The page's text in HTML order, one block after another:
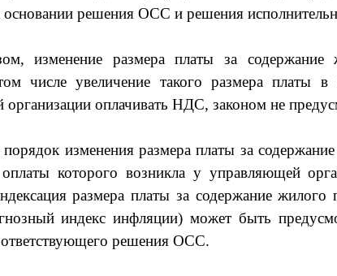
основании решения ОСС и решения
изменение размера платы за
числе увеличение такого размера платы в
оплачивать НДС, законом не
порядок изменения размера платы за
оплаты которого возникла у управляющей
размера платы за содержание жилого
индекс инфляции) может быть
решения ОСС.